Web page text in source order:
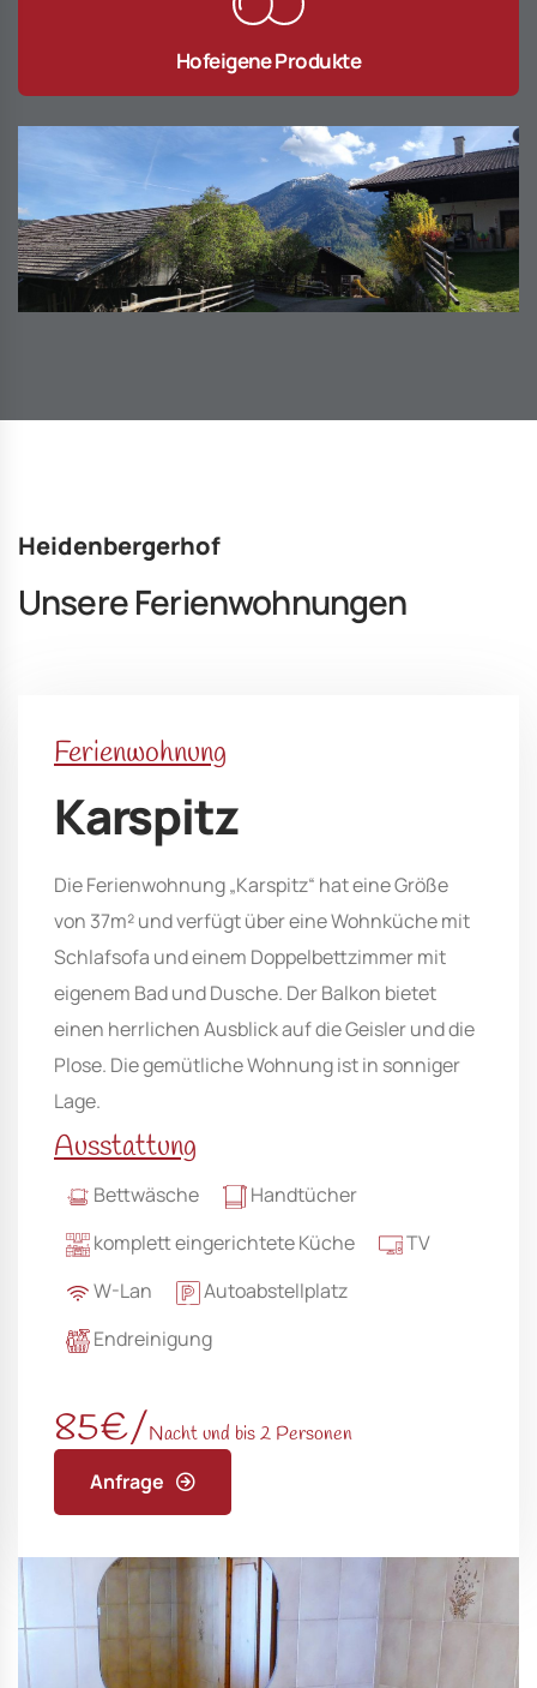
Hofeigene Produkte
Heidenbergerhof
Unsere Ferienwohnungen
Ferienwohnung
Karspitz
Die Ferienwohnung „Karspitz“ hat eine Größe
von 37m² und verfügt über eine Wohnküche mit
Schlafsofa und einem Doppelbettzimmer mit
eigenem Bad und Dusche. Der Balkon bietet
einen herrlichen Ausblick auf die Geisler und die
Plose. Die gemütliche Wohnung ist in sonniger
Lage.
Ausstattung
Bettwäsche
Handtücher
komplett eingerichtete Küche
TV
W-Lan
Autoabstellplatz
Endreinigung
85€/Nacht und bis 2 Personen
Anfrage